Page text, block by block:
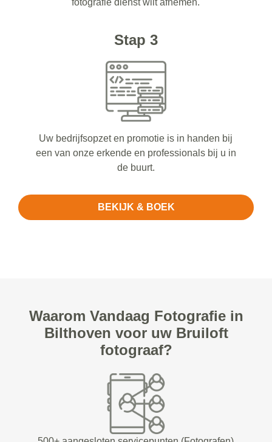
fotografie dienst wilt afnemen.
Stap 3
Uw bedrijfsopzet en promotie is in handen bij
een van onze erkende en professionals bij u in
de buurt.
BEKIJK & BOEK
Waarom Vandaag Fotografie in
Bilthoven voor uw Bruiloft
fotograaf?